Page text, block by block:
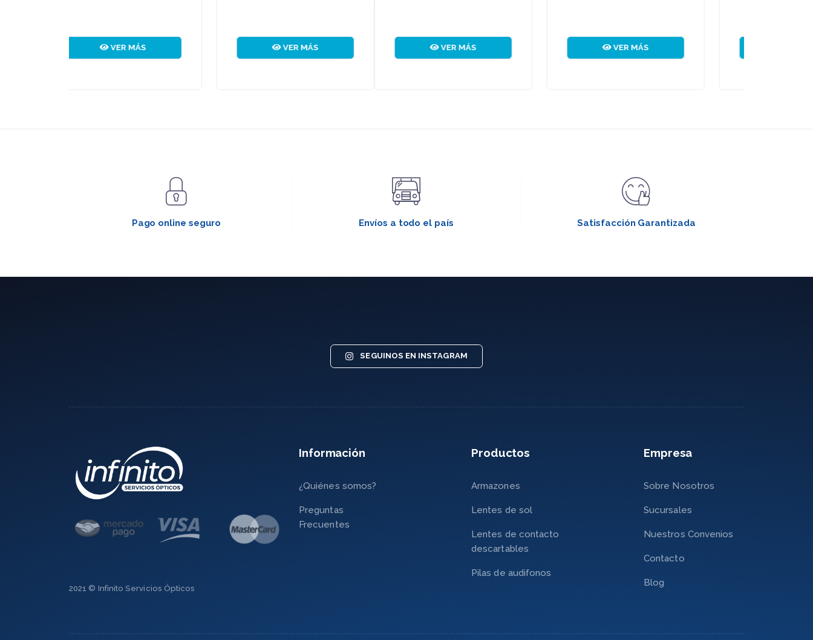
VER MÁS VER MÁS
Pago online seguro Envíos a todo el país Satisfacción Garantizada
SEGUINOS EN INSTAGRAM
Información
¿Quiénes somos?
Preguntas
Frecuentes
Productos
Armazones
Lentes de sol
Lentes de contacto
descartables
Pilas de audifonos
Empresa
Sobre Nosotros
Sucursales
Nuestros Convenios
Contacto
Blog
2021 © Infinito Servicios Ópticos